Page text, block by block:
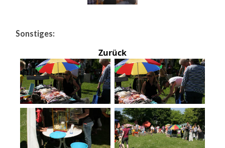
Sonstiges:
Zurück